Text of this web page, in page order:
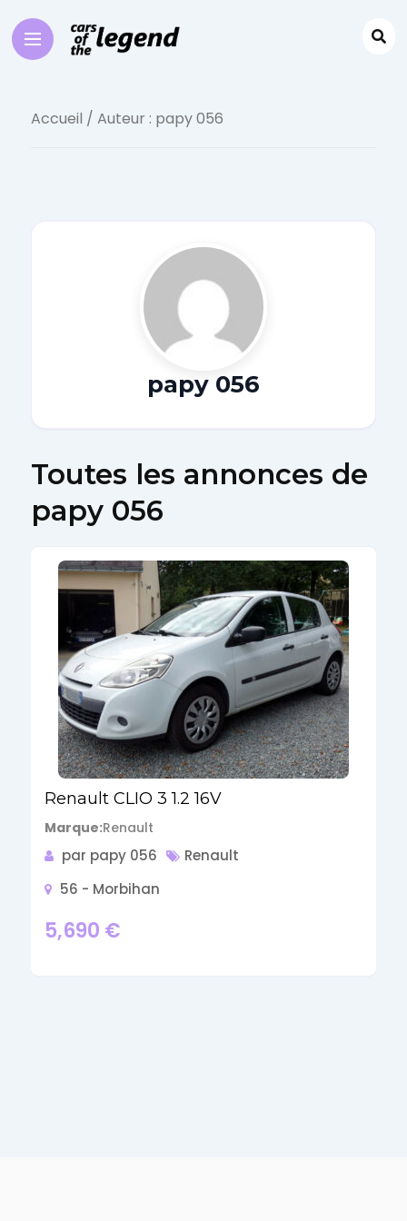
Accueil / Auteur : papy 056
papy 056
Toutes les annonces de
papy 056
Renault CLIO 3 1.2 16V
Marque Renault
par papy 056
Renault
56 - Morbihan
5,690 €